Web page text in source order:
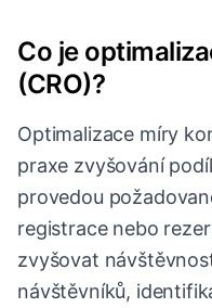
Co je
(CRO)?
Optimalizace míry
praxe zvyšování
provedou
registrace nebo
zvyšovat
návštěvníků,